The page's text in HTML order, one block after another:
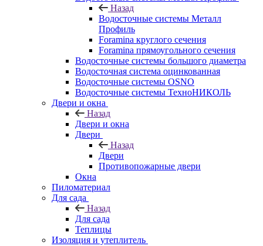
Назад
Водосточные системы Металл
Профиль
Foramina круглого сечения
Foramina прямоугольного сечения
Водосточные системы большого диаметра
Водосточная система оцинкованная
Водосточные системы OSNO
Водосточные системы ТехноНИКОЛЬ
Двери и окна
Назад
Двери и окна
Двери
Назад
Двери
Противопожарные двери
Окна
Пиломатериал
Для сада
Назад
Для сада
Теплицы
Изоляция и утеплитель